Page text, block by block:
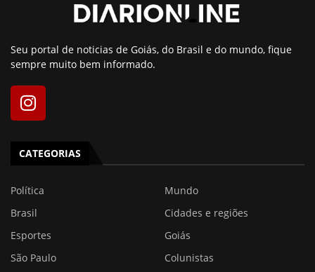
Seu portal de noticias de Goiás, do Brasil e do mundo, fique
sempre muito bem informado.
CATEGORIAS
Política
Mundo
Brasil
Cidades e regiões
Esportes
Goiás
São Paulo
Colunistas